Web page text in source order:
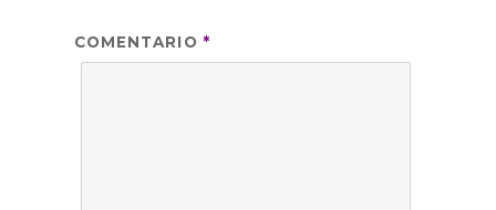
COMENTARIO *